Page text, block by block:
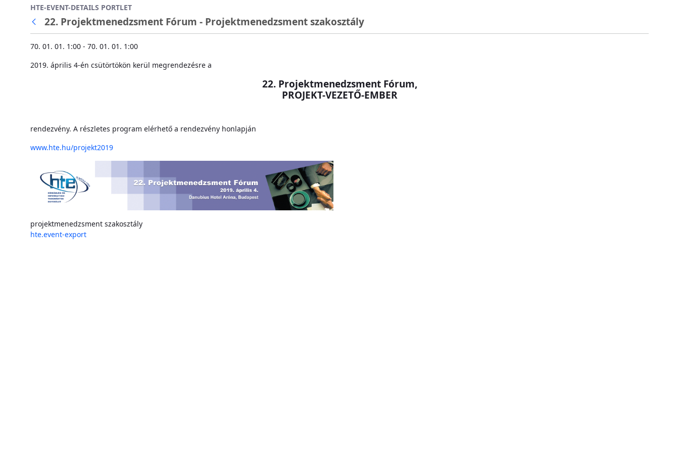
Ugrás a fő tartalomhoz
HTE-EVENT-DETAILS PORTLET
22. Projektmenedzsment Fórum - Projektmenedzsment szakosztály
70. 01. 01. 1:00 - 70. 01. 01. 1:00
2019. április 4-én csütörtökön kerül megrendezésre a
22. Projektmenedzsment Fórum,
PROJEKT-VEZETŐ-EMBER
rendezvény. A részletes program elérhető a rendezvény honlapján
www.hte.hu/projekt2019
projektmenedzsment szakosztály
hte.event-export